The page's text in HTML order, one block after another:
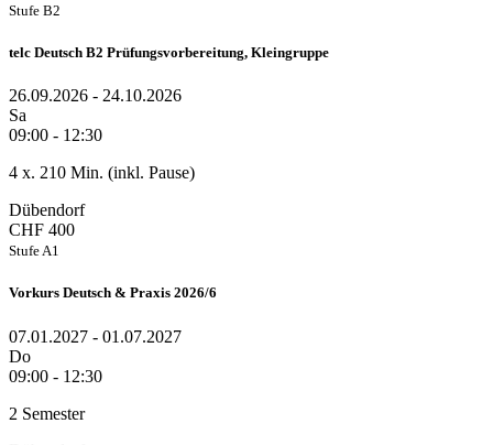
Stufe B2
telc Deutsch B2 Prüfungsvorbereitung, Kleingruppe
26.09.2026 - 24.10.2026
Sa
09:00 - 12:30
4 x. 210 Min. (inkl. Pause)
Dübendorf
CHF 400
Stufe A1
Vorkurs Deutsch & Praxis 2026/6
07.01.2027 - 01.07.2027
Do
09:00 - 12:30
2 Semester